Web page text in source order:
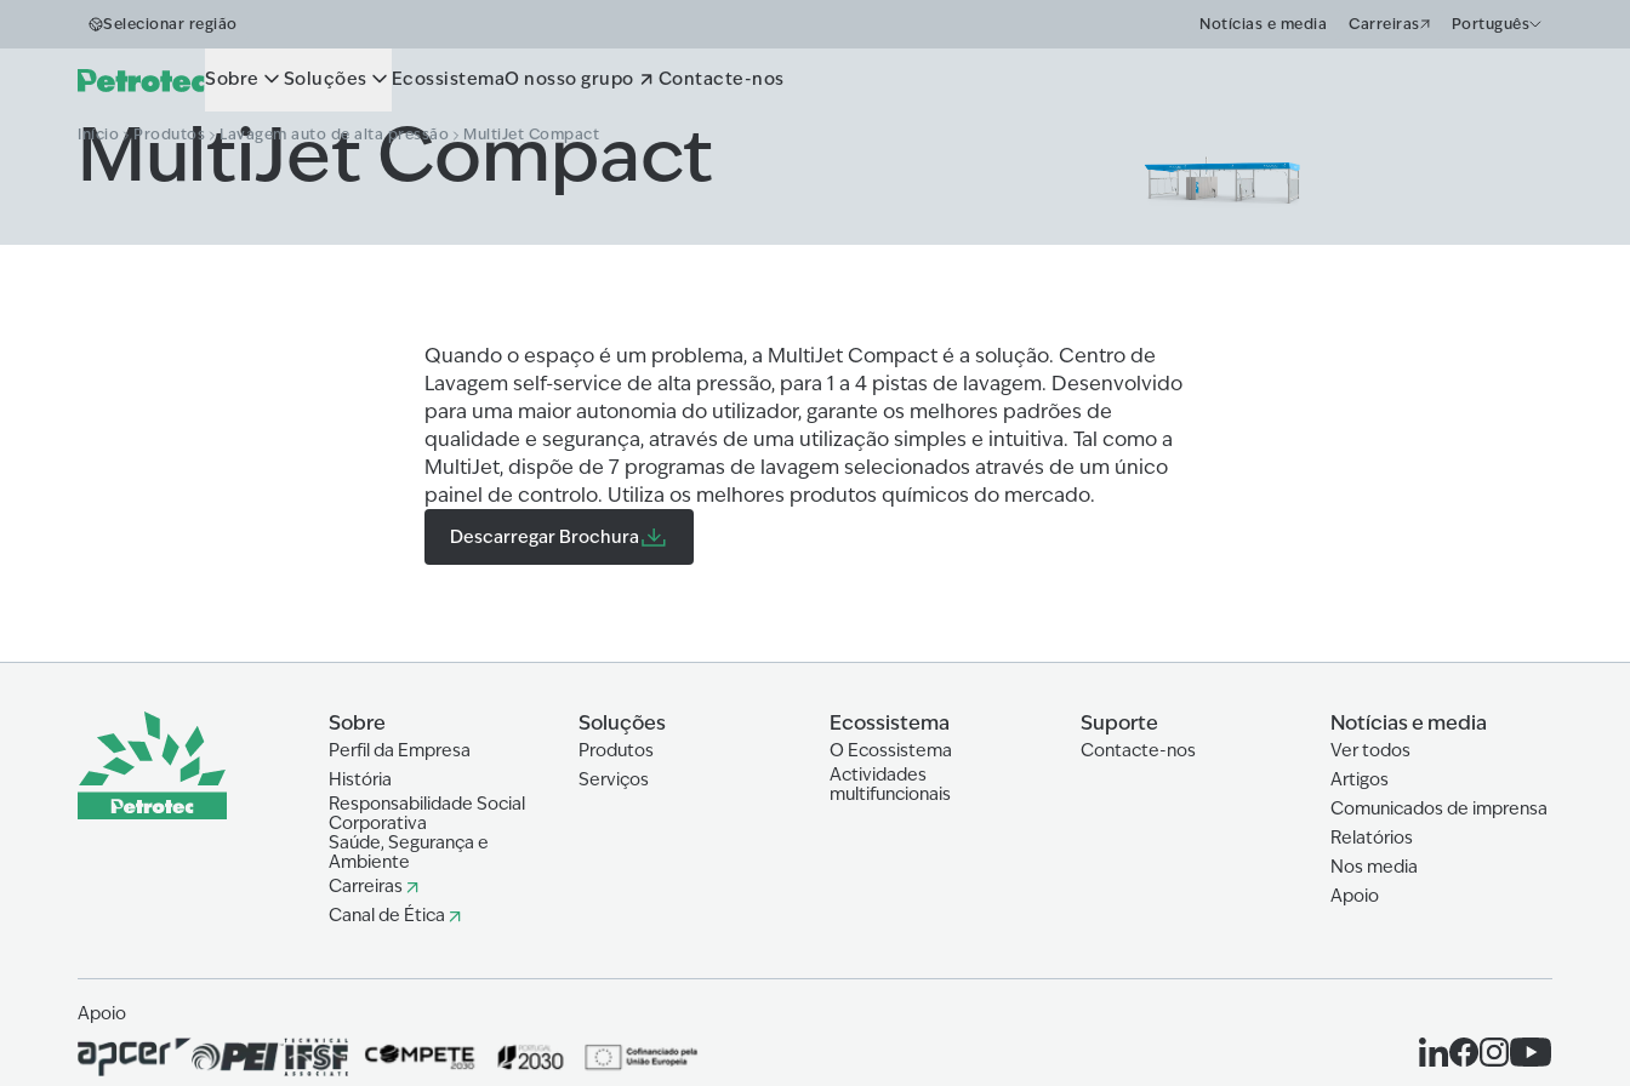
Selecionar região Notícias e media Carreiras Português
Sobre Soluções EcossistemaO nosso grupo Contacte-nos
Início Produtos Lavagem auto de alta pressão MultiJet Compact
MultiJet Compact
Quando o espaço é um problema, a MultiJet Compact é a solução. Centro de
Lavagem self-service de alta pressão, para 1 a 4 pistas de lavagem. Desenvolvido
para uma maior autonomia do utilizador, garante os melhores padrões de
qualidade e segurança, através de uma utilização simples e intuitiva. Tal como a
MultiJet, dispõe de 7 programas de lavagem selecionados através de um único
painel de controlo. Utiliza os melhores produtos químicos do mercado.
Descarregar Brochura
Sobre
Perfil da Empresa
História
Responsabilidade Social
Corporativa
Saúde, Segurança e
Ambiente
Carreiras
Canal de Ética
Soluções
Produtos
Serviços
Ecossistema
O Ecossistema
Actividades
multifuncionais
Suporte
Contacte-nos
Notícias e media
Ver todos
Artigos
Comunicados de imprensa
Relatórios
Nos media
Apoio
Apoio